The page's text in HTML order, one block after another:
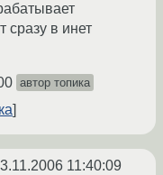
сразу в инет
автор топика
11:40:09